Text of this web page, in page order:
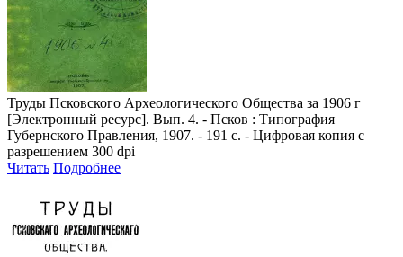
Труды Псковского Археологического Общества за 1906 г
[Электронный ресурс]. Вып. 4. - Псков : Типография
Губернского Правления, 1907. - 191 с. - Цифровая копия с
разрешением 300 dpi
Читать Подробнее